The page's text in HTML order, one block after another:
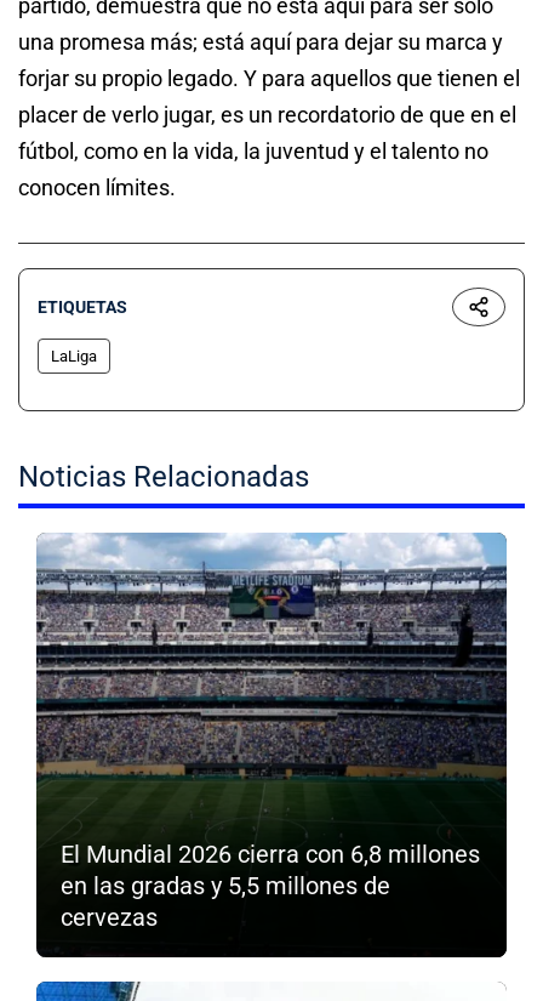
partido, demuestra que no está aquí para ser solo
una promesa más; está aquí para dejar su marca y
forjar su propio legado. Y para aquellos que tienen el
placer de verlo jugar, es un recordatorio de que en el
fútbol, como en la vida, la juventud y el talento no
conocen límites.
ETIQUETAS
LaLiga
Noticias Relacionadas
El Mundial 2026 cierra con 6,8 millones
en las gradas y 5,5 millones de
cervezas